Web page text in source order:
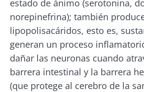
estado de ánimo (serotonina,
norepinefrina); también
lipopolisacáridos, esto es,
generan un proceso
dañar las neuronas cuando
barrera intestinal y la barrera
(que protege al cerebro de la
Redirección
Está a punto de ser redirigido
nuestro sitio web.
reciba una vez al mes "The
permitirá mantenerse
microbiota
Me gustaría registrarme para
noticias de Biocodex
He leído y acepto las
de uso y lapolítica de
Biocodex Microbiota
* Campo obligatorio